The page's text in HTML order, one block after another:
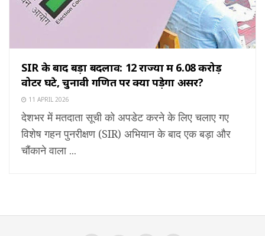
SIR के बाद बड़ा बदलाव: 12 राज्यों में 6.08 करोड़
वोटर घटे, चुनावी गणित पर क्या पड़ेगा असर?
11 APRIL 2026
देशभर में मतदाता सूची को अपडेट करने के लिए चलाए गए
विशेष गहन पुनरीक्षण (SIR) अभियान के बाद एक बड़ा और
चौंकाने वाला ...